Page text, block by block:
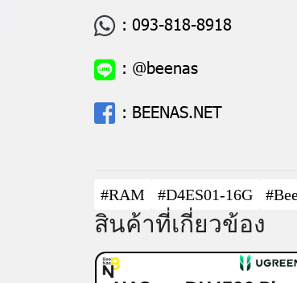
: 093-818-8918
: @beenas
: BEENAS.NET
#RAM #D4ES01-16G
สินค้าที่เกี่ยวข้อง